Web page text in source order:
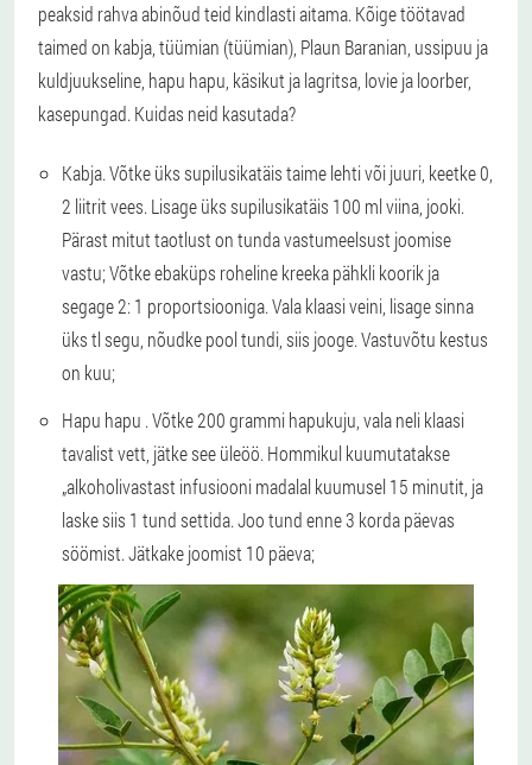
peaksid rahva abinõud teid kindlasti aitama. Kõige töötavad
taimed on kabja, tüümian (tüümian), Plaun Baranian, ussipuu ja
kuldjuukseline, hapu hapu, käsikut ja lagritsa, lovie ja loorber,
kasepungad. Kuidas neid kasutada?
Kabja.Võtke üks supilusikatäis taime lehti või juuri, keetke 0,
2 liitrit vees. Lisage üks supilusikatäis 100 ml viina, jooki.
Pärast mitut taotlust on tunda vastumeelsust joomise
vastu; Võtke ebaküps roheline kreeka pähkli koorik ja
segage 2: 1 proportsiooniga. Vala klaasi veini, lisage sinna
üks tl segu, nõudke pool tundi, siis jooge. Vastuvõtu kestus
on kuu;
Hapu hapu . Võtke 200 grammi hapukuju, vala neli klaasi
tavalist vett, jätke see üleöö. Hommikul kuumutatakse
„alkoholivastast infusiooni madalal kuumusel 15 minutit, ja
laske siis 1 tund settida. Joo tund enne 3 korda päevas
söömist. Jätkake joomist 10 päeva;